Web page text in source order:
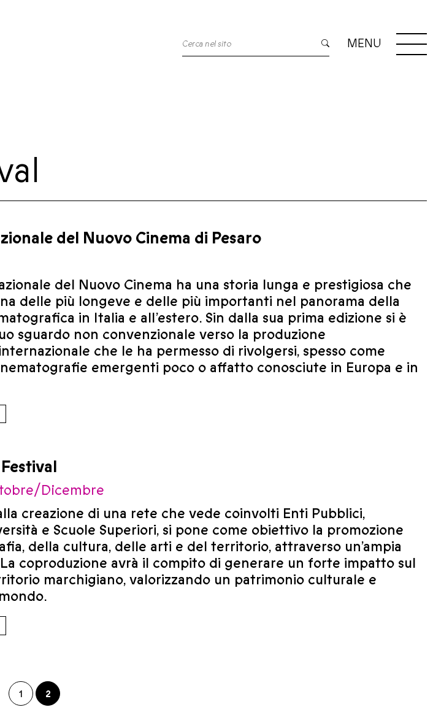
MENU
del Nuovo Cinema di Pesaro
del Nuovo Cinema ha una storia lunga e prestigiosa che
delle più longeve e delle più importanti nel panorama della
in Italia e all’estero. Sin dalla sua prima edizione si è
sguardo non convenzionale verso la produzione
che le ha permesso di rivolgersi, spesso come
emergenti poco o affatto conosciute in Europa e in
Dicembre
creazione di una rete che vede coinvolti Enti Pubblici,
e Scuole Superiori, si pone come obiettivo la promozione
della cultura, delle arti e del territorio, attraverso un’ampia
coproduzione avrà il compito di generare un forte impatto sul
marchigiano, valorizzando un patrimonio culturale e
1 2